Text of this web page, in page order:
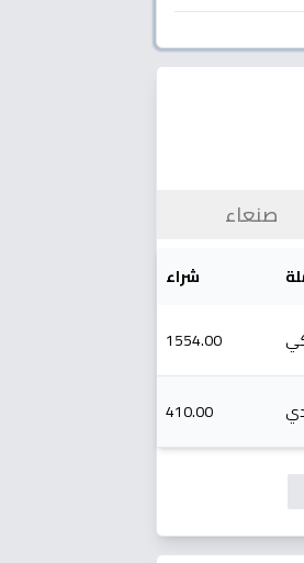
صنعاء
شراء
1554.00
410.00